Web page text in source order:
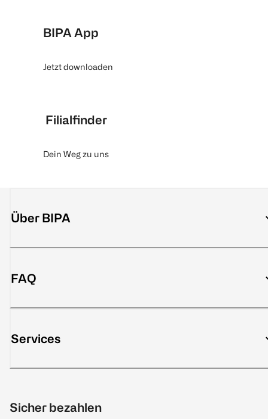
BIPA App
Jetzt downloaden
Filialfinder
Dein Weg zu uns
Über BIPA
FAQ
Services
Sicher bezahlen